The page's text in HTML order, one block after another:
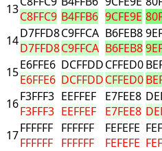
13C8FFC9 B4FFB6 9CFE9E
14D7FFD8
D7FFD8
C9FFCA
C9FFCA
B6FEB8
B6FEB8
15E6FFE6
E6FFE6
DCFFDD
DCFFDD
CFFED0
CFFED0
16F3FFF3
F3FFF3
EEFFEF
EEFFEF
E7FEE8
E7FEE8
17FFFFFF
FFFFFF
FFFFFF
FFFFFF
FEFEFE
FEFEFE